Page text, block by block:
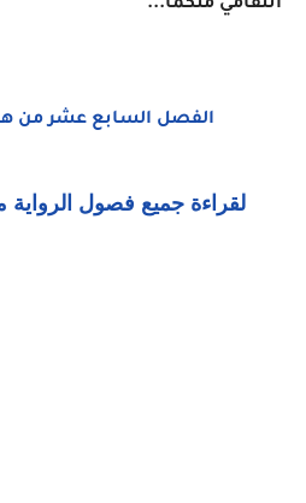
انتقامي منكما...
الفصل السابع عشر من
لقراءة جميع فصول الرواية